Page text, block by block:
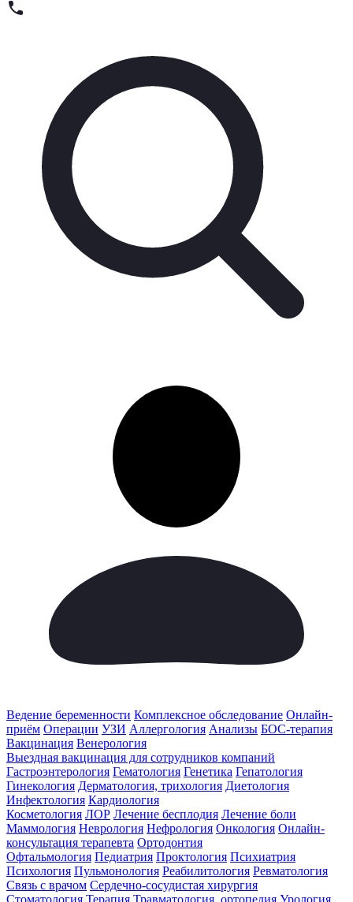
Ведение беременности Комплексное обследование Онлайн-
приём Операции УЗИ Аллергология Анализы БОС-терапия
Вакцинация Венерология
Выездная вакцинация для сотрудников компаний
Гастроэнтерология Гематология Генетика Гепатология
Гинекология Дерматология, трихология Диетология
Инфектология Кардиология
Косметология ЛОР Лечение бесплодия Лечение боли
Маммология Неврология Нефрология Онкология Онлайн-
консультация терапевта Ортодонтия
Офтальмология Педиатрия Проктология Психиатрия
Психология Пульмонология Реабилитология Ревматология
Связь с врачом Сердечно-сосудистая хирургия
Стоматология Терапия Травматология, ортопедия Урология,